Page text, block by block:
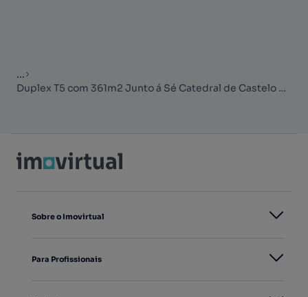
...
Duplex T5 com 361m2 Junto á Sé Catedral de Castelo Branco
Sobre o Imovirtual
Para Profissionais